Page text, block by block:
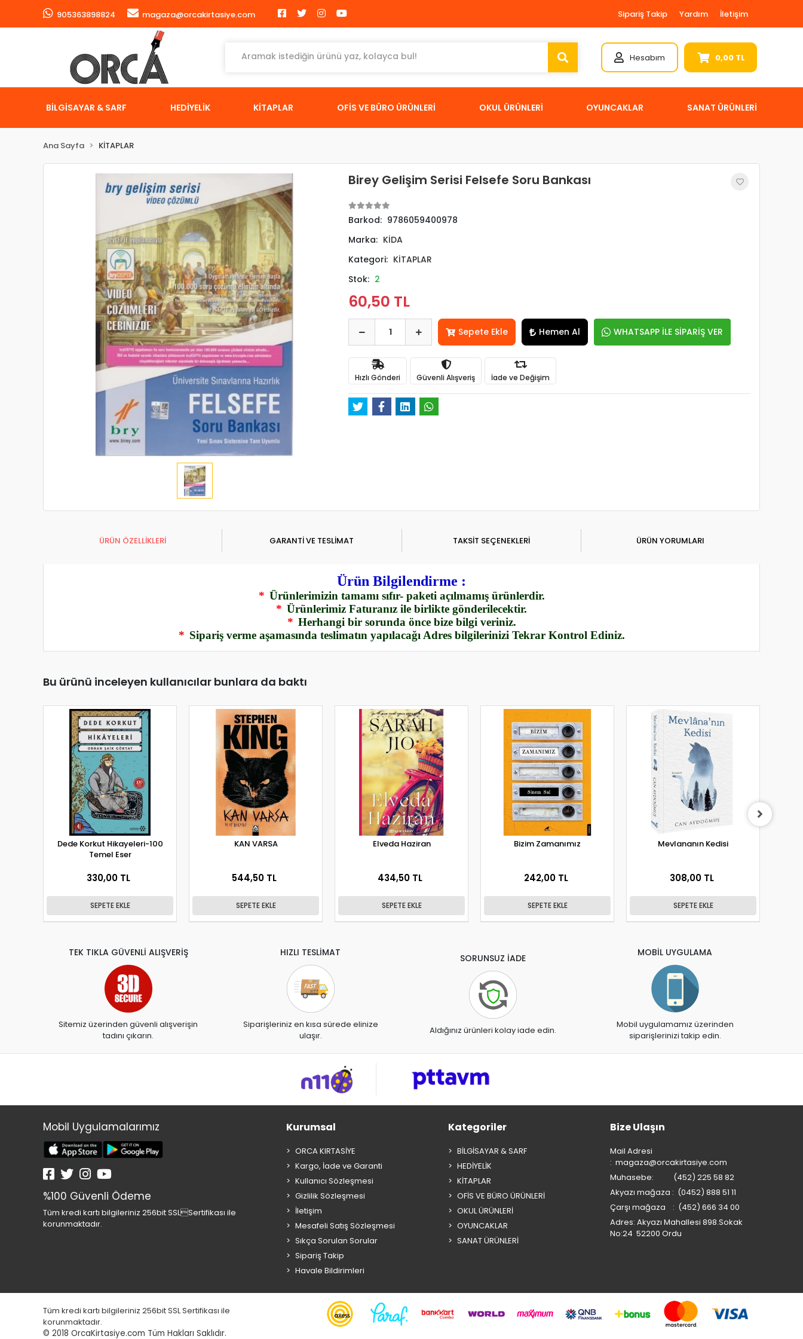
905363898824 magaza@orcakirtasiye.com Sipariş Takip Yardım İletişim
Hesabım 0,00 TL
BİLGİSAYAR & SARF HEDİYELİK KİTAPLAR OFİS VE BÜRO ÜRÜNLERİ OKUL ÜRÜNLERİ OYUNCAKLAR SANAT ÜRÜNLERİ
Ana Sayfa KİTAPLAR
Birey Gelişim Serisi Felsefe Soru Bankası
Barkod: 9786059400978
Marka: KİDA
Kategori: KİTAPLAR
Stok: 2
60,50 TL
Sepete Ekle Hemen Al WHATSAPP İLE SİPARİŞ VER
Hızlı Gönderi Güvenli Alışveriş İade ve Değişim
ÜRÜN ÖZELLİKLERİ GARANTİ VE TESLİMAT TAKSİT SEÇENEKLERİ ÜRÜN YORUMLARI
Ürün Bilgilendirme :
* Ürünlerimizin tamamı sıfır- paketi açılmamış ürünlerdir.
* Ürünlerimiz Faturanız ile birlikte gönderilecektir.
* Herhangi bir sorunda önce bize bilgi veriniz.
* Sipariş verme aşamasında teslimatın yapılacağı Adres bilgilerinizi Tekrar Kontrol Ediniz.
Bu ürünü inceleyen kullanıcılar bunlara da baktı
Dede Korkut Hikayeleri-100
Temel Eser
330,00 TL
SEPETE EKLE
KAN VARSA
544,50 TL
SEPETE EKLE
Elveda Haziran
434,50 TL
SEPETE EKLE
Bizim Zamanımız
242,00 TL
SEPETE EKLE
Mevlananın Kedisi
308,00 TL
SEPETE EKLE
TEK TIKLA GÜVENLİ ALIŞVERİŞ
Sitemiz üzerinden güvenli alışverişin
tadını çıkarın.
HIZLI TESLİMAT
Siparişleriniz en kısa sürede elinize
ulaşır.
SORUNSUZ İADE
Aldığınız ürünleri kolay iade edin.
MOBİL UYGULAMA
Mobil uygulamamız üzerinden
siparişlerinizi takip edin.
Mobil Uygulamalarımız
%100 Güvenli Ödeme
Tüm kredi kartı bilgileriniz 256bit SSLSertifikası ile
korunmaktadır.
Kurumsal
ORCA KIRTASİYE
Kargo, İade ve Garanti
Kullanıcı Sözleşmesi
Gizlilik Sözleşmesi
İletişim
Mesafeli Satış Sözleşmesi
Sıkça Sorulan Sorular
Sipariş Takip
Havale Bildirimleri
Kategoriler
BİLGİSAYAR & SARF
HEDİYELİK
KİTAPLAR
OFİS VE BÜRO ÜRÜNLERİ
OKUL ÜRÜNLERİ
OYUNCAKLAR
SANAT ÜRÜNLERİ
Bize Ulaşın
Mail Adresi
: magaza@orcakirtasiye.com
Muhasebe: (452) 225 58 82
Akyazı mağaza : (0452) 888 51 11
Çarşı mağaza : (452) 666 34 00
Adres: Akyazı Mahallesi 898.Sokak
No:24 52200 Ordu
Tüm kredi kartı bilgileriniz 256bit SSL Sertifikası ile
korunmaktadır.
© 2018 OrcaKirtasiye.com Tüm Hakları Saklıdır.